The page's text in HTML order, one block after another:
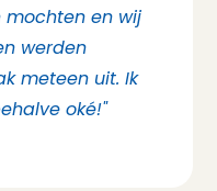
en wij
werden
meteen uit. Ik
oké!"